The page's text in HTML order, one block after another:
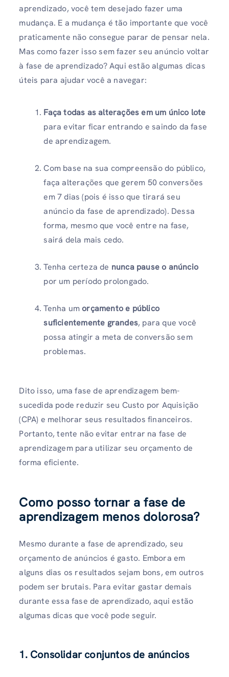
aprendizado, você tem desejado fazer uma
mudança. E a mudança é tão importante que você
praticamente não consegue parar de pensar nela.
Mas como fazer isso sem fazer seu anúncio voltar
à fase de aprendizado? Aqui estão algumas dicas
úteis para ajudar você a navegar:
Faça todas as alterações em um único lote
para evitar ficar entrando e saindo da fase
de aprendizagem.
Com base na sua compreensão do público,
faça alterações que gerem 50 conversões
em 7 dias (pois é isso que tirará seu
anúncio da fase de aprendizado). Dessa
forma, mesmo que você entre na fase,
sairá dela mais cedo.
Tenha certeza de nunca pause o anúncio
por um período prolongado.
Tenha umorçamento e público
suficientemente grandes, para que você
possa atingir a meta de conversão sem
problemas.
Dito isso, uma fase de aprendizagem bem-
sucedida pode reduzir seu Custo por Aquisição
(CPA) e melhorar seus resultados financeiros.
Portanto, tente não evitar entrar na fase de
aprendizagem para utilizar seu orçamento de
forma eficiente.
Como posso tornar a fase de
aprendizagem menos dolorosa?
Mesmo durante a fase de aprendizado, seu
orçamento de anúncios é gasto. Embora em
alguns dias os resultados sejam bons, em outros
podem ser brutais. Para evitar gastar demais
durante essa fase de aprendizado, aqui estão
algumas dicas que você pode seguir.
1. Consolidar conjuntos de anúncios